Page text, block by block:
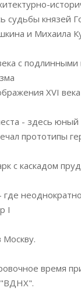
судьбы князей
и Михаила
с
XVI
- здесь юный
прототипы
с каскадом
где
I
время
"ВДНХ".